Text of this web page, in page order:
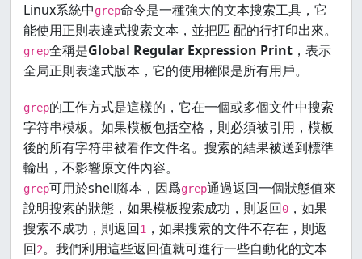
Linux系統中grep命令是一種強大的文本搜索工具，它
能使用正則表達式搜索文本，並把匹 配的行打印出來。
grep全稱是Global Regular Expression Print ，表示
全局正則表達式版本，它的使用權限是所有用戶。
grep的工作方式是這樣的，它在一個或多個文件中搜索
字符串模板。如果模板包括空格，則必須被引用，模板
後的所有字符串被看作文件名。搜索的結果被送到標準
輸出，不影響原文件內容。
grep可用於shell腳本，因爲grep通過返回一個狀態值來
說明搜索的狀態，如果模板搜索成功，則返回0 ，如果
搜索不成功，則返回1 ，如果搜索的文件不存在，則返
回2。我們利用這些返回值就可進行一些自動化的文本